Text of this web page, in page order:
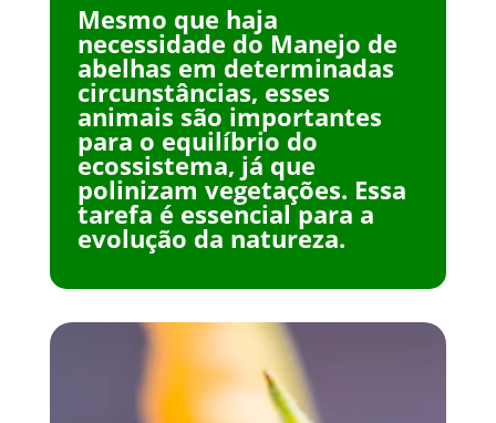
Mesmo que haja
necessidade do Manejo de
abelhas em determinadas
circunstâncias, esses
animais são importantes
para o equilíbrio do
ecossistema, já que
polinizam vegetações. Essa
tarefa é essencial para a
evolução da natureza.